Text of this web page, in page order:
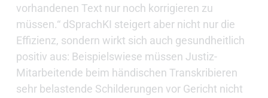
vorhandenen Text nur noch korrigieren zu
müssen.“ dSprachKI steigert aber nicht nur die
Effizienz, sondern wirkt sich auch gesundheitlich
positiv aus: Beispielswiese müssen Justiz-
Mitarbeitende beim händischen Transkribieren
sehr belastende Schilderungen vor Gericht nicht